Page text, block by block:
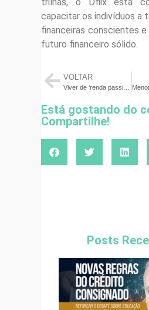
capacitar os indivíduos a
financeiras conscientes
futuro financeiro sólido.
VOLTAR
Viver de ‘renda passiva’: um sonho bem real
Está gostando do
Compartilhe!
Posts